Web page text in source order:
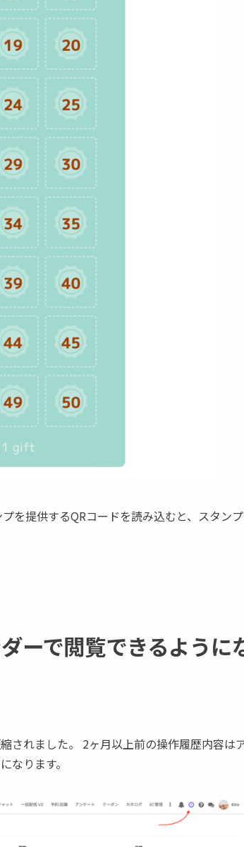
を提供するQRコードを読み込むと、スタンプ
ーで閲覧できるように
されました。 2ヶ月以上前の操作履歴内容は
なります。